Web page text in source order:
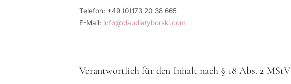
Telefon: +49 (0)173 20 38 665
E-Mail: info@claudiatyborski.com
Verantwortlich für den Inhalt nach § 18 Abs. 2 MStV